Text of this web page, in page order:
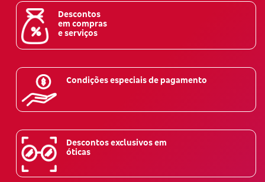
Descontos
em compras
e serviços
Condições especiais de pagamento
Descontos exclusivos em
óticas